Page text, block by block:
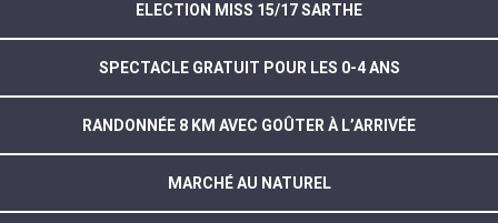
ELECTION MISS 15/17 SARTHE
SPECTACLE GRATUIT POUR LES 0-4 ANS
RANDONNÉE 8 KM AVEC GOÛTER À L’ARRIVÉE
MARCHÉ AU NATUREL